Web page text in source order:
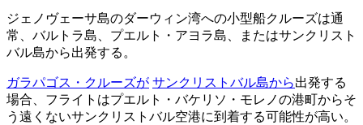
ジェノヴェーサ島のダーウィン湾への小型船クルーズは通
常、バルトラ島、プエルト・アヨラ島、またはサンクリスト
バル島から出発する。
ガラパゴス・クルーズが サンクリストバル島から出発する
場合、フライトはプエルト・バケリソ・モレノの港町からそ
う遠くないサンクリストバル空港に到着する可能性が高い。